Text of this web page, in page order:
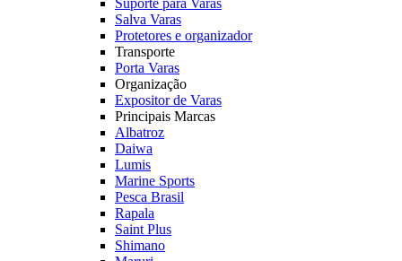
Suporte para Varas
Salva Varas
Protetores e organizador
Transporte
Porta Varas
Organização
Expositor de Varas
Principais Marcas
Albatroz
Daiwa
Lumis
Marine Sports
Pesca Brasil
Rapala
Saint Plus
Shimano